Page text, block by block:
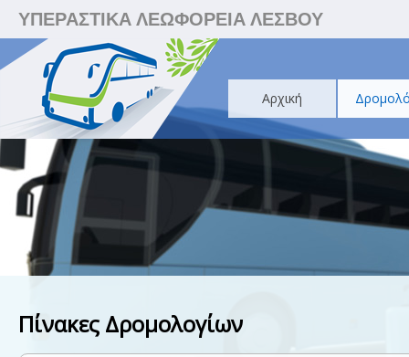
ΥΠΕΡΑΣΤΙΚΑ ΛΕΩΦΟΡΕΙΑ ΛΕΣΒΟΥ
Αρχική
Πίνακες Δρομολογίων